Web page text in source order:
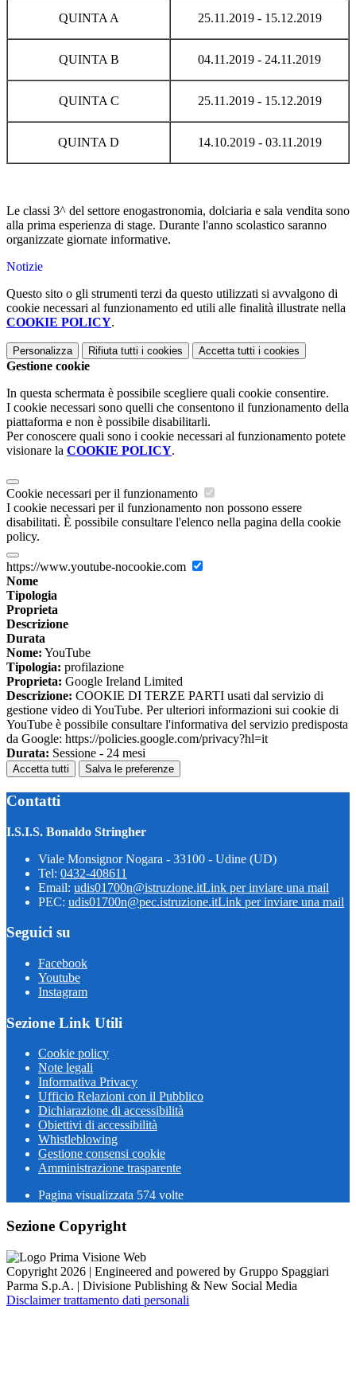
QUINTA A 25.11.2019 - 15.12.2019
QUINTA B 04.11.2019 - 24.11.2019
QUINTA C 25.11.2019 - 15.12.2019
QUINTA D 14.10.2019 - 03.11.2019
Le classi 3^ del settore enogastronomia, dolciaria e sala vendita sono
alla prima esperienza di stage. Durante l'anno scolastico saranno
organizzate giornate informative.
Notizie
Questo sito o gli strumenti terzi da questo utilizzati si avvalgono di
cookie necessari al funzionamento ed utili alle finalità illustrate nella
COOKIE POLICY.
Personalizza Rifiuta tutti i cookies Accetta tutti i cookies
Gestione cookie
In questa schermata è possibile scegliere quali cookie consentire.
I cookie necessari sono quelli che consentono il funzionamento della
piattaforma e non è possibile disabilitarli.
Per conoscere quali sono i cookie necessari al funzionamento potete
visionare la COOKIE POLICY.
Cookie necessari per il funzionamento
I cookie necessari per il funzionamento non possono essere
disabilitati. È possibile consultare l'elenco nella pagina della cookie
policy.
https://www.youtube-nocookie.com
Nome
Tipologia
Proprieta
Descrizione
Durata
Nome: YouTube
Tipologia: profilazione
Proprieta: Google Ireland Limited
Descrizione: COOKIE DI TERZE PARTI usati dal servizio di
gestione video di YouTube. Per ulteriori informazioni sui cookie di
YouTube è possibile consultare l'informativa del servizio predisposta
da Google: https://policies.google.com/privacy?hl=it
Durata: Sessione - 24 mesi
Accetta tutti Salva le preferenze
Contatti
I.S.I.S. Bonaldo Stringher
Viale Monsignor Nogara - 33100 - Udine (UD)
Tel: 0432-408611
Email: udis01700n@istruzione.itLink per inviare una mail
PEC: udis01700n@pec.istruzione.itLink per inviare una mail
Seguici su
Facebook
Youtube
Instagram
Sezione Link Utili
Cookie policy
Note legali
Informativa Privacy
Ufficio Relazioni con il Pubblico
Dichiarazione di accessibilità
Obiettivi di accessibilità
Whistleblowing
Gestione consensi cookie
Amministrazione trasparente
Pagina visualizzata 574 volte
Sezione Copyright
Copyright 2026 | Engineered and powered by Gruppo Spaggiari
Parma S.p.A. | Divisione Publishing & New Social Media
Disclaimer trattamento dati personali